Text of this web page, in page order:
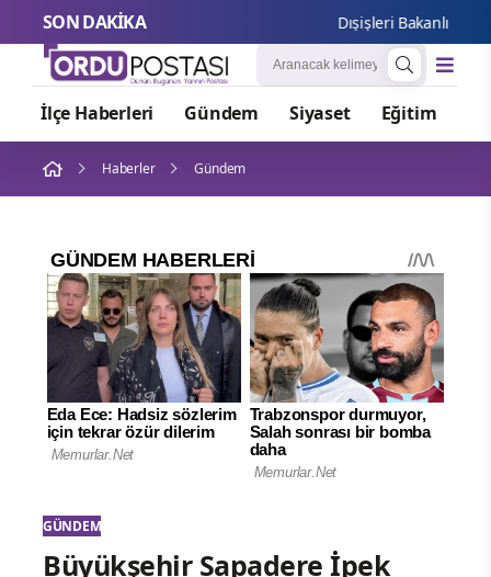
SON DAKİKA Dışişleri
İlçe Haberleri Gündem Siyaset Eğitim
Haberler Gündem
GÜNDEM
Büyükşehir Sapadere İpek